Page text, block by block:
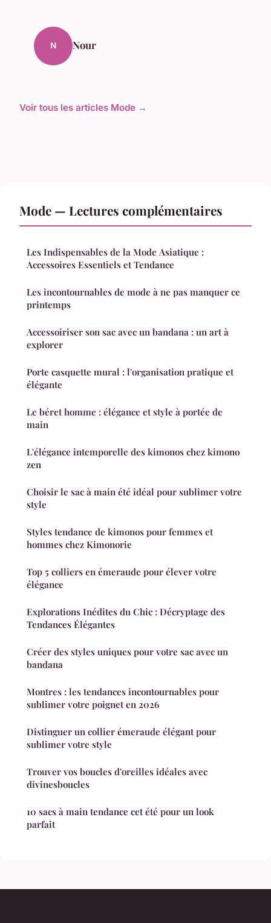
N Nour
Voir tous les articles Mode →
Mode — Lectures complémentaires
Les Indispensables de la Mode Asiatique :
Accessoires Essentiels et Tendance
Les incontournables de mode à ne pas manquer ce
printemps
Accessoiriser son sac avec un bandana : un art à
explorer
Porte casquette mural : l'organisation pratique et
élégante
Le béret homme : élégance et style à portée de
main
L'élégance intemporelle des kimonos chez kimono
zen
Choisir le sac à main été idéal pour sublimer votre
style
Styles tendance de kimonos pour femmes et
hommes chez Kimonorie
Top 5 colliers en émeraude pour élever votre
élégance
Explorations Inédites du Chic : Décryptage des
Tendances Élégantes
Créer des styles uniques pour votre sac avec un
bandana
Montres : les tendances incontournables pour
sublimer votre poignet en 2026
Distinguer un collier émeraude élégant pour
sublimer votre style
Trouver vos boucles d'oreilles idéales avec
divinesboucles
10 sacs à main tendance cet été pour un look
parfait